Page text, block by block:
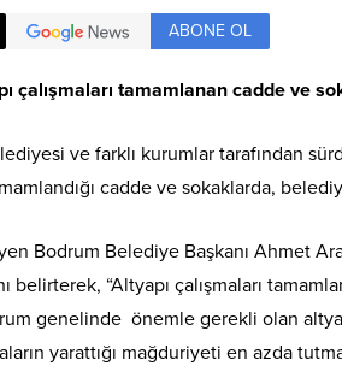
ABONE OL
çalışmaları tamamlanan cadde ve
ve farklı kurumlar tarafından
cadde ve sokaklarda,
Bodrum Belediye Başkanı Ahmet
belirterek, “Altyapı çalışmaları
genelinde önemle gerekli olan
yarattığı mağduriyeti en azda